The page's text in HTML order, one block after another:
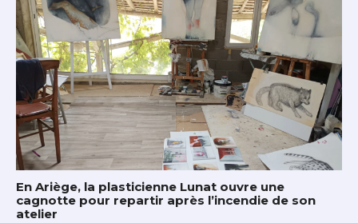
En Ariège, la plasticienne Lunat ouvre une
cagnotte pour repartir après l’incendie de son
atelier